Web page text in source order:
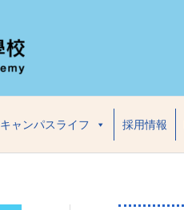
キャンパスライフ 採用情報